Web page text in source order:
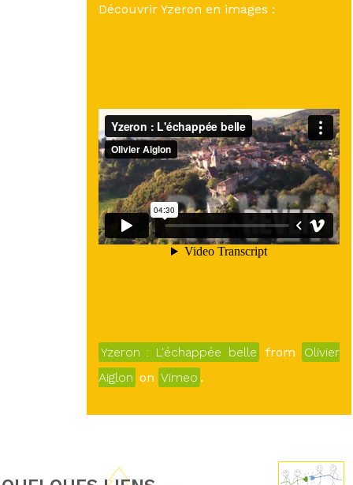
Découvrir Yzeron en images :
Yzeron : L'échappée belle from
Olivier
Aiglon on Vimeo .